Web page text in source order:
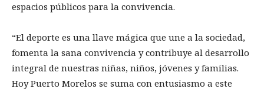
espacios públicos para la convivencia.
“El deporte es una llave mágica que une a la sociedad,
fomenta la sana convivencia y contribuye al desarrollo
integral de nuestras niñas, niños, jóvenes y familias.
Hoy Puerto Morelos se suma con entusiasmo a este